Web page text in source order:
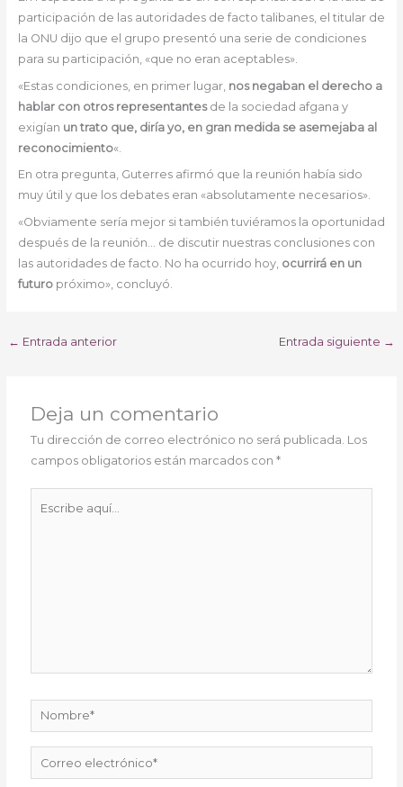
participación de las autoridades de facto talibanes, el titular de
la ONU dijo que el grupo presentó una serie de condiciones
para su participación, «que no eran aceptables».
«Estas condiciones, en primer lugar, nos negaban el derecho a
hablar con otros representantesde la sociedad afgana y
exigían un trato que, diría yo, en gran medida se asemejaba al
reconocimiento«.
En otra pregunta, Guterres afirmó que la reunión había sido
muy útil y que los debates eran «absolutamente necesarios».
«Obviamente sería mejor si también tuviéramos la oportunidad
después de la reunión… de discutir nuestras conclusiones con
las autoridades de facto. No ha ocurrido hoy, ocurrirá en un
futuropróximo», concluyó.
← Entrada anterior Entrada siguiente →
Deja un comentario
Tu dirección de correo electrónico no será publicada. Los
campos obligatorios están marcados con*
Nombre*
Correo
electrónico*